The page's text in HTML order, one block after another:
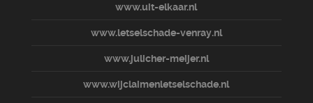
www.uit-elkaar.nl
www.letselschade-venray.nl
www.julicher-meijer.nl
www.wijclaimenletselschade.nl